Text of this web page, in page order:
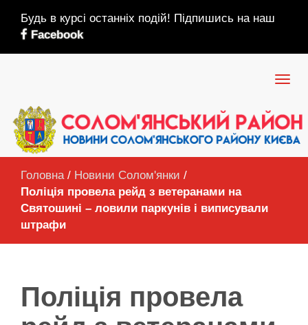
Будь в курсі останніх подій! Підпишись на наш
Facebook
Головна / Новини Солом'янки /
Поліція провела рейд з ветеранами на
Святошині – ловили паркунів і виписували
штрафи
Поліція провела